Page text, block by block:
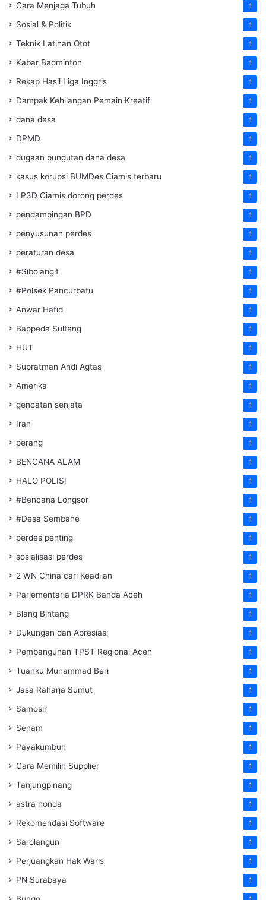
Cara Menjaga Tubuh 1
Sosial & Politik 1
Teknik Latihan Otot 1
Kabar Badminton 1
Rekap Hasil Liga Inggris 1
Dampak Kehilangan Pemain Kreatif 1
dana desa 1
DPMD 1
dugaan pungutan dana desa 1
kasus korupsi BUMDes Ciamis terbaru 1
LP3D Ciamis dorong perdes 1
pendampingan BPD 1
penyusunan perdes 1
peraturan desa 1
#Sibolangit 1
#Polsek Pancurbatu 1
Anwar Hafid 1
Bappeda Sulteng 1
HUT 1
Supratman Andi Agtas 1
Amerika 1
gencatan senjata 1
Iran 1
perang 1
BENCANA ALAM 1
HALO POLISI 1
#Bencana Longsor 1
#Desa Sembahe 1
perdes penting 1
sosialisasi perdes 1
2 WN China cari Keadilan 1
Parlementaria DPRK Banda Aceh 1
Blang Bintang 1
Dukungan dan Apresiasi 1
Pembangunan TPST Regional Aceh 1
Tuanku Muhammad Beri 1
Jasa Raharja Sumut 1
Samosir 1
Senam 1
Payakumbuh 1
Cara Memilih Supplier 1
Tanjungpinang 1
astra honda 1
Rekomendasi Software 1
Sarolangun 1
Perjuangkan Hak Waris 1
PN Surabaya 1